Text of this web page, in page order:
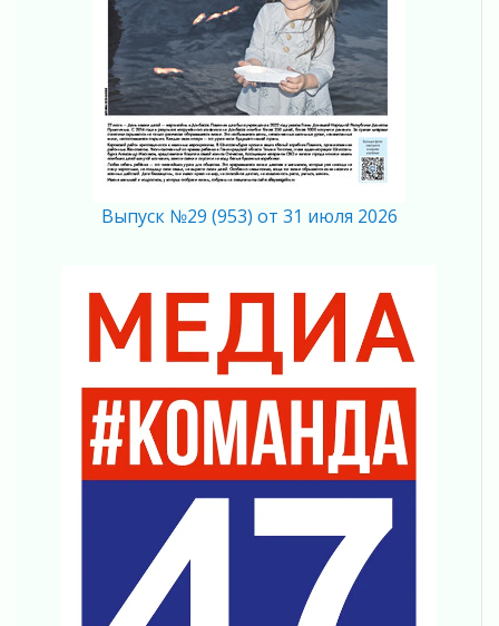
01 августа 2026
Безмолвный крик о помощи
01 августа 2026
В музей всей семьёй
01 августа 2026
Без заявлений и очередей
01 августа 2026
Не женское это дело...уверены?
01 августа 2026
Айда на пляж!
01 августа 2026
Один в поле — не воин
01 августа 2026
Пик топливного кризиса в регионе прошёл
31 июля 2026
О мужестве, долге и стойкости
Ленинградцы — бойцам «Барс-Ленинградец»
Маршрутами будущего — к заветной цели
31 июля 2026
Выпуск №29 (953) от 31 июля 2026